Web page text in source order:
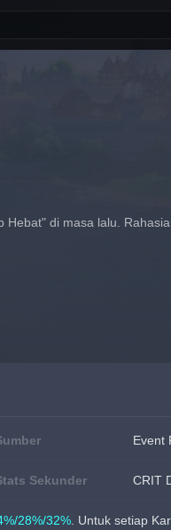
di masa lalu.
Event
Sekunder CRIT
28%/32% . Untuk setiap